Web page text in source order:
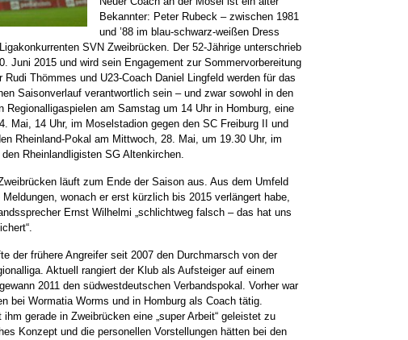
Bekannter: Peter Rubeck – zwischen 1981
und ’88 im blau-schwarz-weißen Dress
SVN Zweibrücken. Der 52-Jährige unterschrieb
Juni 2015 und wird sein Engagement zur Sommervorbereitung
Rudi Thömmes und U23-Coach Daniel Lingfeld werden für das
Saisonverlauf verantwortlich sein – und zwar sowohl in den
Regionalligaspielen am Samstag um 14 Uhr in Homburg, eine
Mai, 14 Uhr, im Moselstadion gegen den SC Freiburg II und
Rheinland-Pokal am Mittwoch, 28. Mai, um 19.30 Uhr, im
Rheinlandligisten SG Altenkirchen.
läuft zum Ende der Saison aus. Aus dem Umfeld
wonach er erst kürzlich bis 2015 verlängert habe,
Ernst Wilhelmi „schlichtweg falsch – das hat uns
der frühere Angreifer seit 2007 den Durchmarsch von der
Aktuell rangiert der Klub als Aufsteiger auf einem
2011 den südwestdeutschen Verbandspokal. Vorher war
bei Wormatia Worms und in Homburg als Coach tätig.
gerade in Zweibrücken eine „super Arbeit“ geleistet zu
Konzept und die personellen Vorstellungen hätten bei den